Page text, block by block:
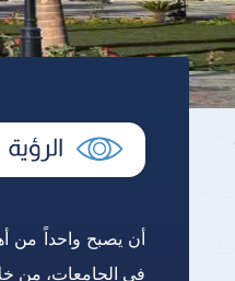
أن يصبح واحداً من
في الجامعات، من